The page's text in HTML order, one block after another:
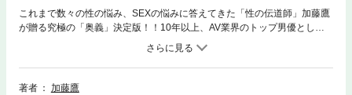
これまで数々の性の悩み、SEXの悩みに答えてきた「性の伝道師」加藤鷹
が贈る究極の「奥義」決定版！！10年以上、AV業界のトップ男優として
活躍してきた著者ならではのナマの言葉で、人間の「性」と「愛」の本質
を舌鋒鋭く語り尽くす！異性について悩む男女必見のテクニック集。※本
書は、既刊、◇『加藤鷹の恋愛奥義 本当に気持ちいい恋愛・ＳＥＸをす
るための70の法則』◇『加藤鷹のSEX奥義 どんな女性も必ず悦ぶ22の性
著者
加藤鷹